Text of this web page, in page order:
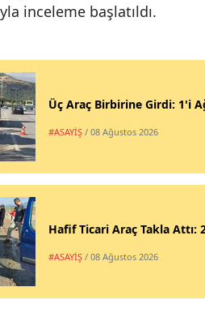
inceleme başlatıldı.
Üç Araç Birbirine Girdi: 1'i
#ASAYİŞ / 08 Ağustos 2026
Hafif Ticari Araç Takla Attı:
#ASAYİŞ / 08 Ağustos 2026